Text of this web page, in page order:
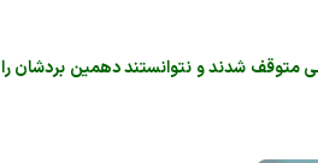
متوقف شدند و نتوانستند دهمین بردشان را